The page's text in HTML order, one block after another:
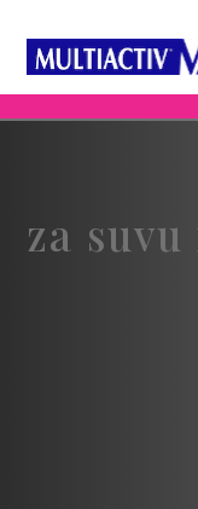
za suvu